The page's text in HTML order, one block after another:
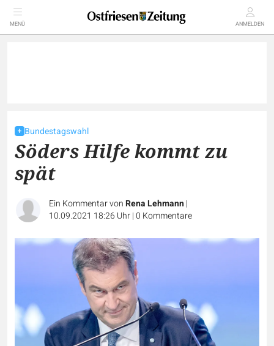
MENÜ ANMELDEN
Bundestagswahl
Söders Hilfe kommt zu
spät
Ein Kommentar vonRena Lehmann|
10.09.2021 18:26 Uhr|0 Kommentare